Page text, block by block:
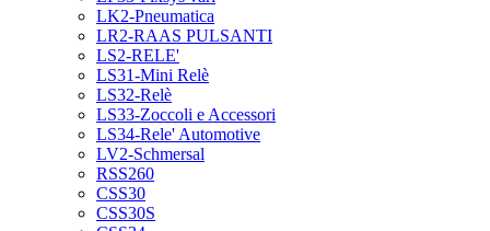
LK2-Pneumatica
LR2-RAAS PULSANTI
LS2-RELE'
LS31-Mini Relè
LS32-Relè
LS33-Zoccoli e Accessori
LS34-Rele' Automotive
LV2-Schmersal
RSS260
CSS30
CSS30S